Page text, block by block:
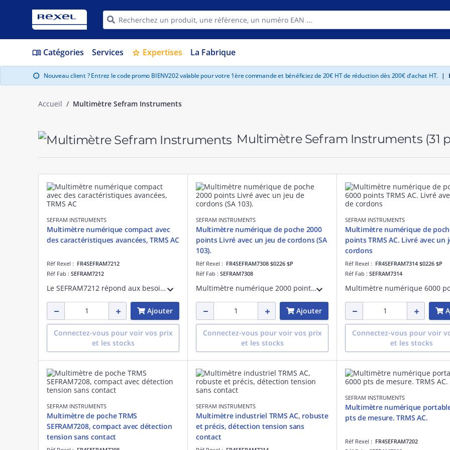
menu_book Catégories Services star Expertises La Fabrique
info Nouveau client ? Entrez le code promo BIENV202 valable pour votre 1ère commande et bénéficiez de 20€ HT de réduction dès 200€ d'achat HT. |
Accueil Multimètre Sefram Instruments
Multimètre Sefram Instruments (31
SEFRAM INSTRUMENTS
Multimètre numérique compact avec
des caractéristiques avancées, TRMS AC
Réf Rexel : FR4SEFRAM7212
Réf Fab : SEFRAM7212
Le SEFRAM7212 répond aux besoins des électriciens, chauffagistes et services de maintenance. Mesure de tension Mesure de courant Mesure de fréquence, capacité et continuité Mesure de résistance Détection de tension sans contact
Ajouter
Connectez-vous pour voir vos prix
et les stocks
SEFRAM INSTRUMENTS
Multimètre numérique de poche 2000
points Livré avec un jeu de cordons (SA
103).
Réf Rexel : FR4SEFRAM7308 $0226 $P
Réf Fab : SEFRAM7308
Multimètre numérique 2000 points. Tension 1000VDC/750VAC. Détecteur de tension sans contact. Courant 10A AC/DC. Résistance 20 Mohms. Beep de continuité. Fréquencemètre et Capacimètre. livré avec un jeu cordons. CEI1010 CATIII 600V.
Ajouter
Connectez-vous pour voir vos prix
et les stocks
SEFRAM INSTRUMENTS
Multimètre numérique de
points TRMS AC. Livré avec un
cordons
Réf Rexel : FR4SEFRAM7314 $0226 $P
Réf Fab : SEFRAM7314
Connectez-vous pour voir
et les stocks
SEFRAM INSTRUMENTS
Multimètre de poche TRMS
SEFRAM7208, compact avec détection
tension sans contact
SEFRAM INSTRUMENTS
Multimètre industriel TRMS AC, robuste
et précis, détection tension sans
contact
SEFRAM INSTRUMENTS
Multimètre numérique
pts de mesure. TRMS AC.
Réf Rexel : FR4SEFRAM7202